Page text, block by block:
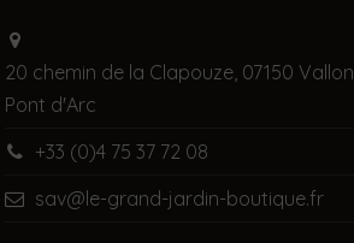
20 chemin de la Clapouze, 07150 Vallon
Pont d'Arc
+33 (0)4 75 37 72 08
sav@le-grand-jardin-boutique.fr